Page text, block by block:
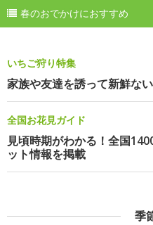
春のおでかけにおすすめ
いちご狩り特集
家族や友達を誘って新鮮な
全国お花見ガイド
見頃時期がわかる！全国
ット情報を掲載
季